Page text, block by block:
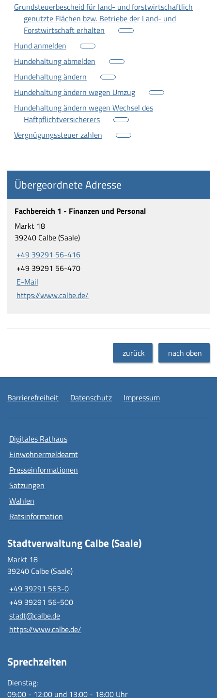
Grundsteuerbescheid für land- und forstwirtschaftlich
genutzte Flächen bzw. Betriebe der Land- und
Forstwirtschaft erhalten
Hund anmelden
Hundehaltung abmelden
Hundehaltung ändern
Hundehaltung ändern wegen Umzug
Hundehaltung ändern wegen Wechsel des
Haftpflichtversicherers
Vergnügungssteuer zahlen
Übergeordnete Adresse
Fachbereich 1 - Finanzen und Personal
Markt 18
39240 Calbe (Saale)
+49 39291 56-416
+49 39291 56-470
E-Mail
https://www.calbe.de/
zurück nach oben
Barrierefreiheit Datenschutz Impressum
Digitales Rathaus
Einwohnermeldeamt
Presseinformationen
Satzungen
Wahlen
Ratsinformation
Stadtverwaltung Calbe (Saale)
Markt 18
39240 Calbe (Saale)
+49 39291 563-0
+49 39291 56-500
stadt@calbe.de
https://www.calbe.de/
Sprechzeiten
Dienstag:
09:00 - 12:00 und 13:00 - 18:00 Uhr